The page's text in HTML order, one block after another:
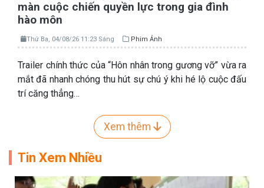
màn cuộc chiến quyền lực trong gia đình
hào môn
Thứ Ba, 04/08/26 11:23 Sáng Phim Ảnh
Trailer chính thức của “Hôn nhân trong gương vỡ” vừa ra
mắt đã nhanh chóng thu hút sự chú ý khi hé lộ cuộc đấu
trí căng thẳng…
Xem thêm
Tin Xem Nhiều